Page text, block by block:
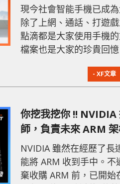
現今社會智能手機已成
除了上網、通話、打遊
點滴都是大家使用手機
檔案也是大家的珍貴回
e.g. iCloud / Google
直存在一個備受關注的
照片流出，導致公共雲
因此有愈來愈多人會選
- XF文章
你挖我挖你 !!
師，負責未來 ARM
NVIDIA 雖然在經歷了
能將 ARM 收到手中。
棄收購 ARM 前，已開